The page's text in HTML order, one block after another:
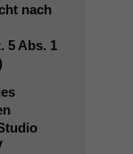
nach
5 Abs. 1